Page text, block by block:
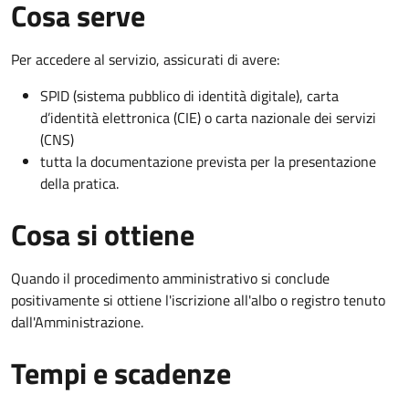
Cosa serve
Per accedere al servizio, assicurati di avere:
SPID (sistema pubblico di identità digitale), carta
d’identità elettronica (CIE) o carta nazionale dei servizi
(CNS)
tutta la documentazione prevista per la presentazione
della pratica.
Cosa si ottiene
Quando il procedimento amministrativo si conclude
positivamente si ottiene l'iscrizione all'albo o registro tenuto
dall'Amministrazione.
Tempi e scadenze